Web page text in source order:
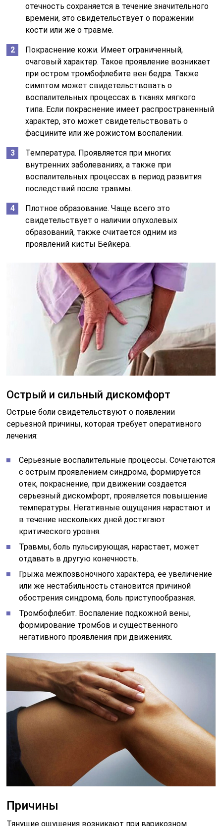
отечность сохраняется в течение значительного
времени, это свидетельствует о поражении
кости или же о травме.
Покраснение кожи. Имеет ограниченный,
очаговый характер. Такое проявление возникает
при остром тромбофлебите вен бедра. Также
симптом может свидетельствовать о
воспалительных процессах в тканях мягкого
типа. Если покраснение имеет распространенный
характер, это может свидетельствовать о
фасцините или же рожистом воспалении.
Температура. Проявляется при многих
внутренних заболеваниях, а также при
воспалительных процессах в период развития
последствий после травмы.
Плотное образование. Чаще всего это
свидетельствует о наличии опухолевых
образований, также считается одним из
проявлений кисты Бейкера.
Острый и сильный дискомфорт
Острые боли свидетельствуют о появлении
серьезной причины, которая требует оперативного
лечения:
Серьезные воспалительные процессы. Сочетаются
с острым проявлением синдрома, формируется
отек, покраснение, при движении создается
серьезный дискомфорт, проявляется повышение
температуры. Негативные ощущения нарастают и
в течение нескольких дней достигают
критического уровня.
Травмы, боль пульсирующая, нарастает, может
отдавать в другую конечность.
Грыжа межпозвоночного характера, ее увеличение
или же нестабильность становится причиной
обострения синдрома, боль приступообразная.
Тромбофлебит. Воспаление подкожной вены,
формирование тромбов и существенного
негативного проявления при движениях.
Причины
Тянущие ощущения возникают при варикозном